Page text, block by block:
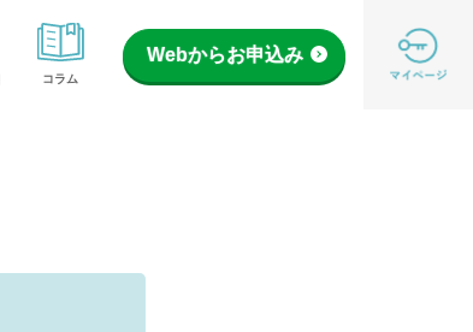
コラム
Webからお申込み